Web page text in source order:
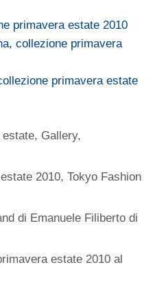
primavera estate 2010
collezione primavera
primavera estate
estate, Gallery,
2010,Tokyo Fashion
di Emanuele Filiberto di
estate 2010 al